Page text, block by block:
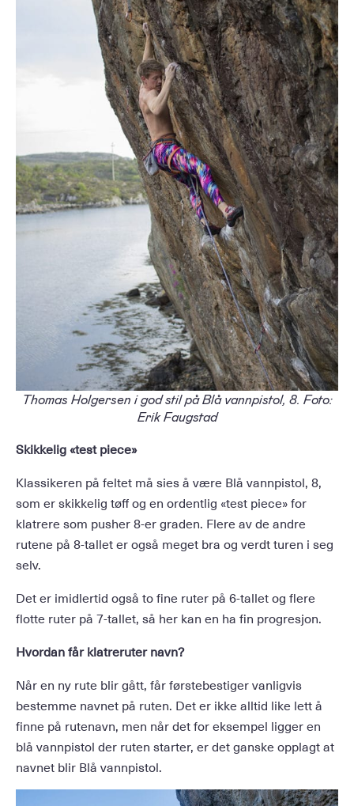
Thomas Holgersen i god stil på Blå vannpistol, 8. Foto:
Erik Faugstad
Skikkelig «test piece»
Klassikeren på feltet må sies å være Blå vannpistol, 8,
som er skikkelig tøff og en ordentlig «test piece» for
klatrere som pusher 8-er graden. Flere av de andre
rutene på 8-tallet er også meget bra og verdt turen i seg
selv.
Det er imidlertid også to fine ruter på 6-tallet og flere
flotte ruter på 7-tallet, så her kan en ha fin progresjon.
Hvordan får klatreruter navn?
Når en ny rute blir gått, får førstebestiger vanligvis
bestemme navnet på ruten. Det er ikke alltid like lett å
finne på rutenavn, men når det for eksempel ligger en
blå vannpistol der ruten starter, er det ganske opplagt at
navnet blir Blå vannpistol.